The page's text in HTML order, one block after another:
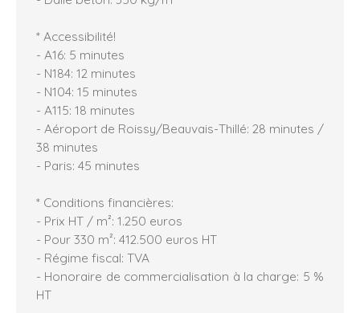
* Accessibilité!
- A16: 5 minutes
- N184: 12 minutes
- N104: 15 minutes
- A115: 18 minutes
- Aéroport de Roissy/Beauvais-Thillé: 28 minutes /
38 minutes
- Paris: 45 minutes
* Conditions financières:
- Prix HT / m²: 1.250 euros
- Pour 330 m²: 412.500 euros HT
- Régime fiscal: TVA
- Honoraire de commercialisation à la charge: 5 %
HT